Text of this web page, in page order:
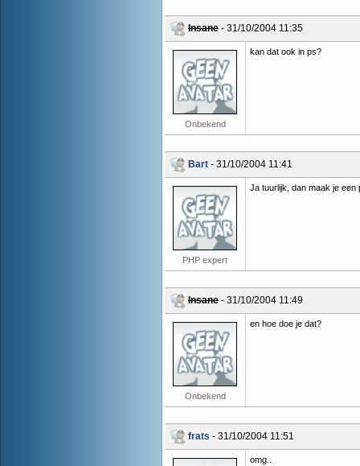
Insane - 31/10/2004 11:35
Onbekend
kan dat ook in ps?
Bart - 31/10/2004 11:41
PHP expert
Ja tuurlijk, dan maak je een
Insane - 31/10/2004 11:49
Onbekend
en hoe doe je dat?
frats - 31/10/2004 11:51
omg..